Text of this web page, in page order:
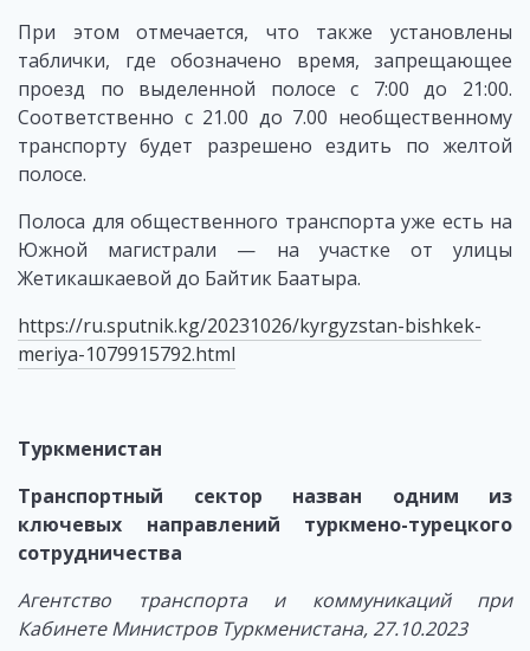
При этом отмечается, что также установлены
таблички, где обозначено время, запрещающее
проезд по выделенной полосе с 7:00 до 21:00.
Соответственно с 21.00 до 7.00 необщественному
транспорту будет разрешено ездить по желтой
полосе.
Полоса для общественного транспорта уже есть на
Южной магистрали — на участке от улицы
Жетикашкаевой до Байтик Баатыра.
https://ru.sputnik.kg/20231026/kyrgyzstan-bishkek-
meriya-1079915792.html
Туркменистан
Транспортный сектор назван одним из
ключевых направлений туркмено-турецкого
сотрудничества
Агентство транспорта и коммуникаций при
Кабинете Министров Туркменистана, 27.10.2023